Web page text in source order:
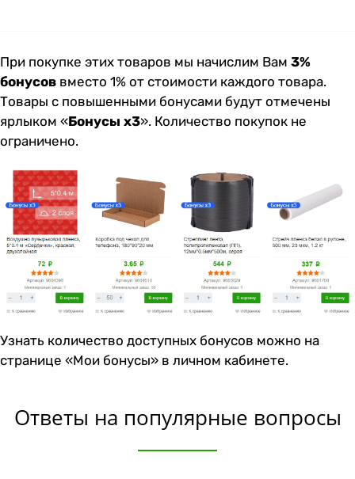
При покупке этих товаров мы начислим Вам 3%
бонусов вместо 1% от стоимости каждого товара.
Товары с повышенными бонусами будут отмечены
ярлыком «Бонусы х3». Количество покупок не
ограничено.
Узнать количество доступных бонусов можно на
странице «Мои бонусы» в личном кабинете.
Ответы на популярные вопросы